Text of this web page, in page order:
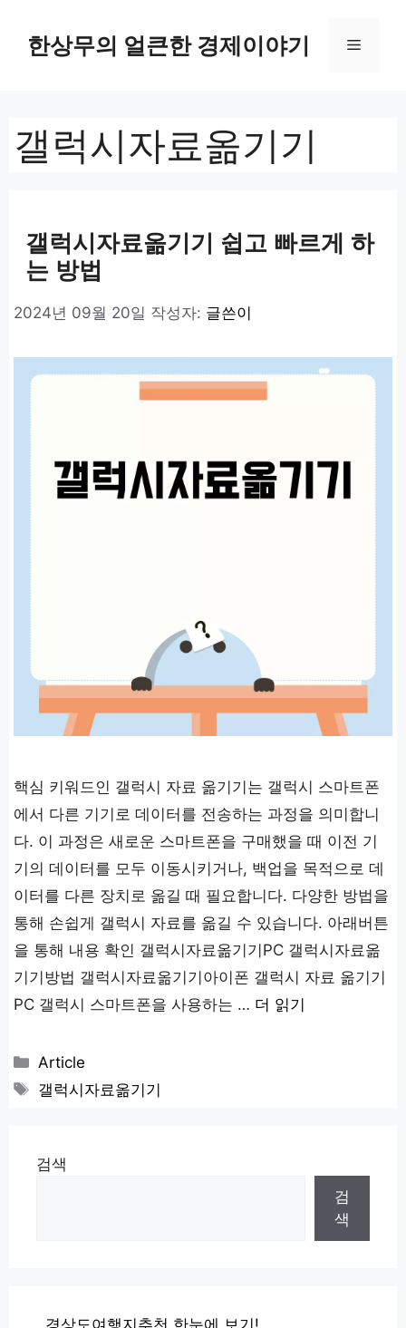
한상무의 얼큰한 경제이야기 메
갤럭시자료옮기기
갤럭시자료옮기기 쉽고 빠르게 하
는 방법
2024년 09월 20일 작성자: 글쓴이
핵심 키워드인 갤럭시 자료 옮기기는 갤럭시 스마트폰
에서 다른 기기로 데이터를 전송하는 과정을 의미합니
다. 이 과정은 새로운 스마트폰을 구매했을 때 이전 기
기의 데이터를 모두 이동시키거나, 백업을 목적으로 데
이터를 다른 장치로 옮길 때 필요합니다. 다양한 방법을
통해 손쉽게 갤럭시 자료를 옮길 수 있습니다. 아래버튼
을 통해 내용 확인 갤럭시자료옮기기PC 갤럭시자료옮
기기방법 갤럭시자료옮기기아이폰 갤럭시 자료 옮기기
PC 갤럭시 스마트폰을 사용하는 … 더 읽기
카
테
Article
태
갤럭시자료옮기기
검색
검
색
경상도여행지추천 한눈에 보기!